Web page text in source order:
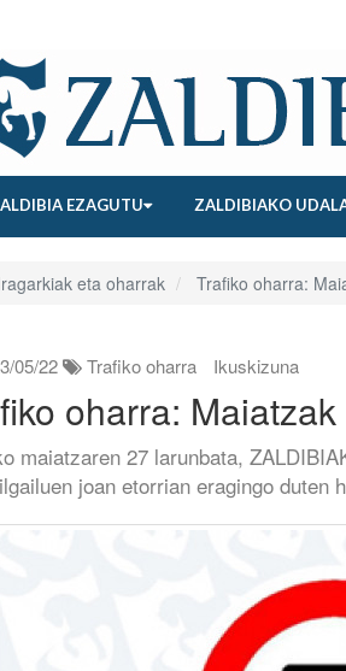
EZAGUTU ZALDIBIAKO
eta oharrak Trafiko oharra:
05/22 Trafiko oharra Ikuskizuna
oharra:
maiatzaren 27 larunbata,
joan etorrian eragingo duten